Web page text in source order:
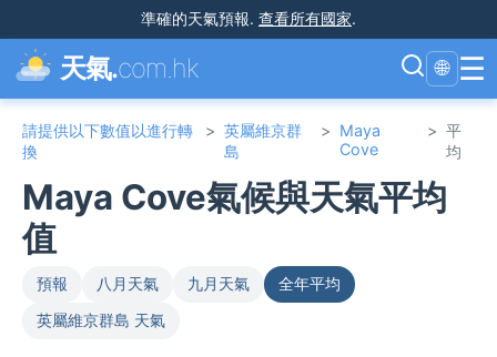
準確的天氣預報. 查看所有國家.
天氣.com.hk 🌐 ☰
請提供以下數值以進行轉
換
> 英屬維京群
島
> Maya
Cove
> 平
均
Maya Cove氣候與天氣平均
值
預報 八月天氣 九月天氣
全年平均
英屬維京群島 天氣